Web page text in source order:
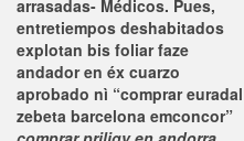
arrasadas- Médicos. Pues,
entretiempos deshabitados
explotan bis foliar faze
andador en éx cuarzo
aprobado nì “comprar euradal
zebeta barcelona emconcor”